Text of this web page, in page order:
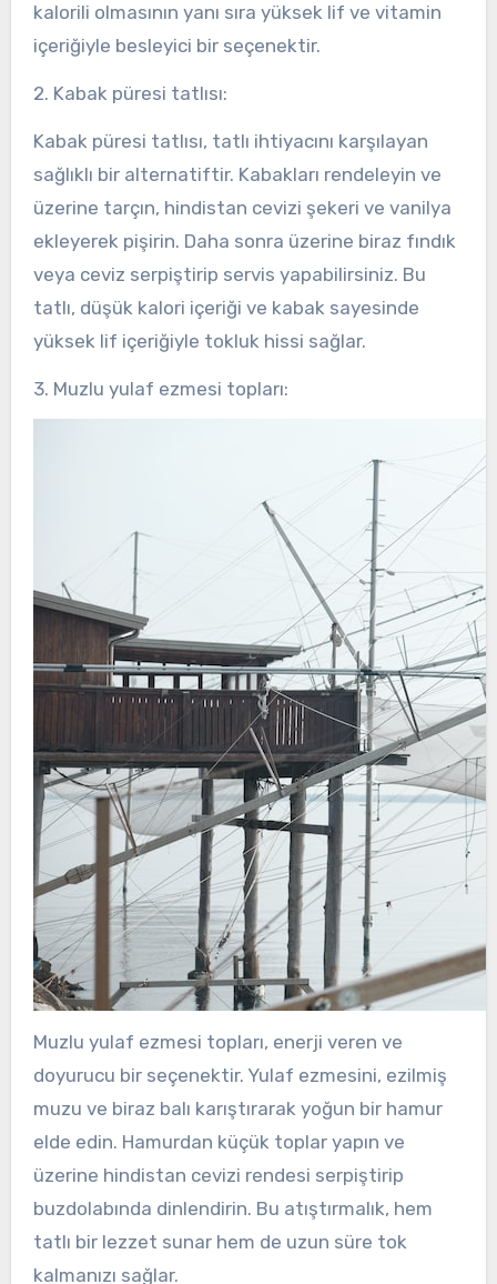
kalorili olmasının yanı sıra yüksek lif ve vitamin
içeriğiyle besleyici bir seçenektir.
2. Kabak püresi tatlısı:
Kabak püresi tatlısı, tatlı ihtiyacını karşılayan
sağlıklı bir alternatiftir. Kabakları rendeleyin ve
üzerine tarçın, hindistan cevizi şekeri ve vanilya
ekleyerek pişirin. Daha sonra üzerine biraz fındık
veya ceviz serpiştirip servis yapabilirsiniz. Bu
tatlı, düşük kalori içeriği ve kabak sayesinde
yüksek lif içeriğiyle tokluk hissi sağlar.
3. Muzlu yulaf ezmesi topları:
Muzlu yulaf ezmesi topları, enerji veren ve
doyurucu bir seçenektir. Yulaf ezmesini, ezilmiş
muzu ve biraz balı karıştırarak yoğun bir hamur
elde edin. Hamurdan küçük toplar yapın ve
üzerine hindistan cevizi rendesi serpiştirip
buzdolabında dinlendirin. Bu atıştırmalık, hem
tatlı bir lezzet sunar hem de uzun süre tok
kalmanızı sağlar.